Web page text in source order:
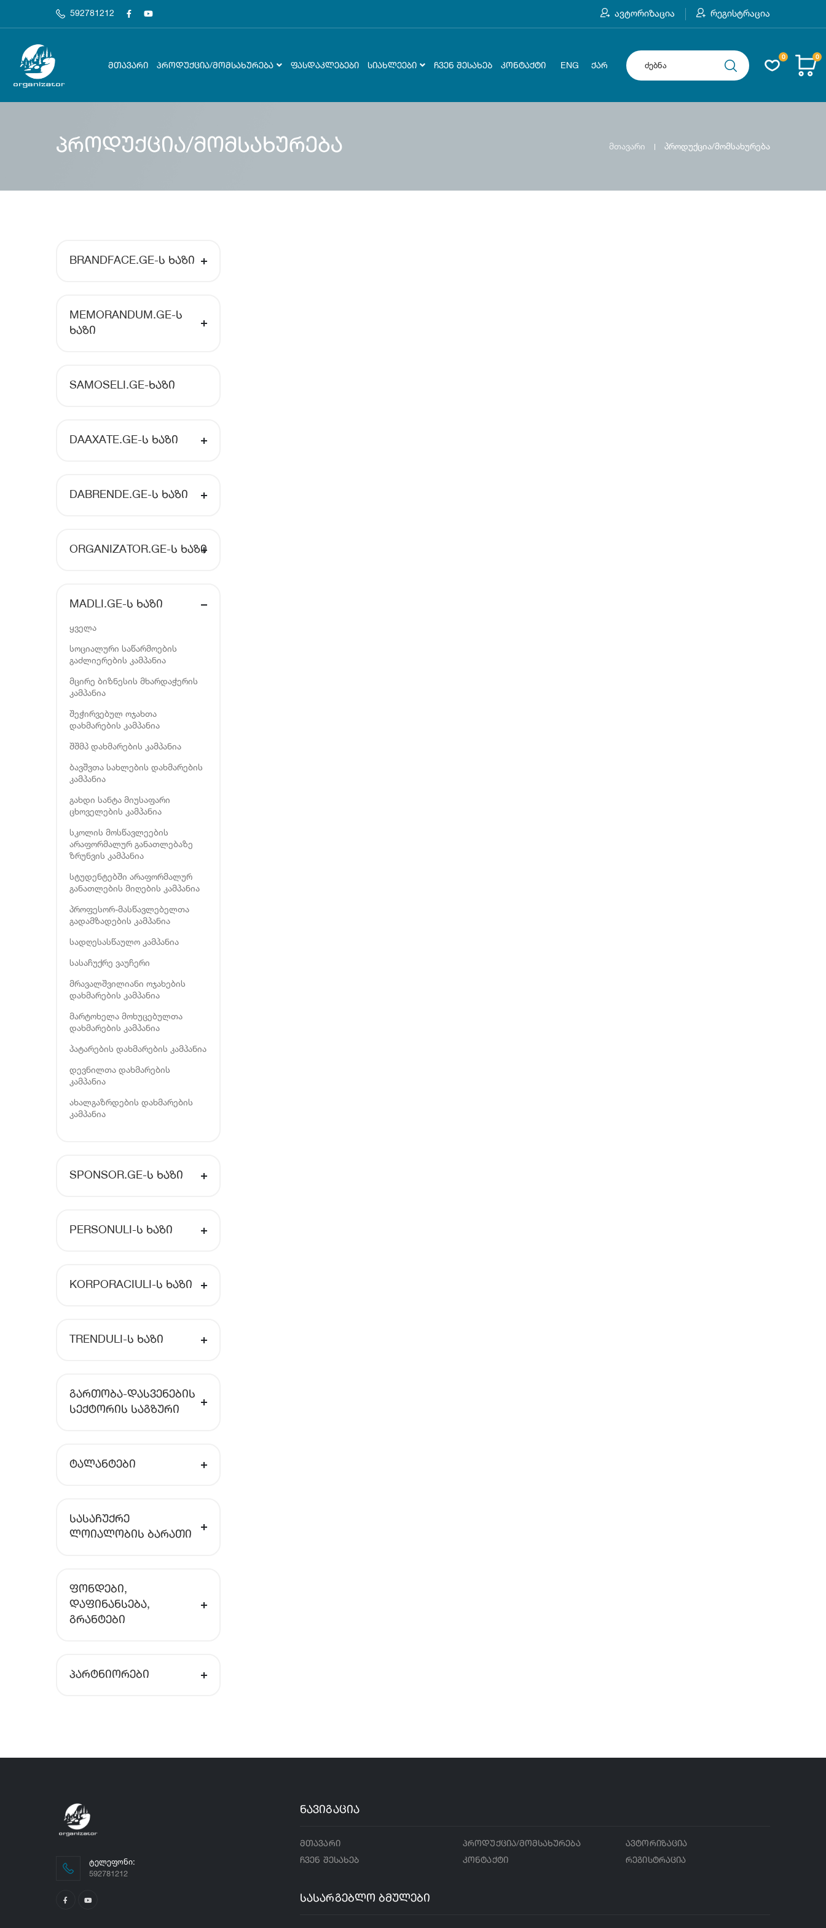
592781212 ავტორიზაცია რეგისტრაცია
ᲛᲗᲐᲕᲐᲠᲘ ᲞᲠᲝᲓᲣᲥᲪᲘᲐ/ᲛᲝᲛᲡᲐᲮᲣᲠᲔᲑᲐ ᲤᲐᲡᲓᲐᲙᲚᲔᲑᲔᲑᲘ ᲡᲘᲐᲮᲚᲔᲔᲑᲘ ᲩᲕᲔᲜ ᲨᲔᲡᲐᲮᲔᲑ ᲙᲝᲜᲢᲐᲥᲢᲘ ENG ᲥᲐᲠ
0 0
პროდუქცია/მომსახურება მთავარი პროდუქცია/მომსახურება
BRANDFACE.GE-Ს ᲮᲐᲖᲘ
MEMORANDUM.GE-Ს
ᲮᲐᲖᲘ
SAMOSELI.GE-ᲮᲐᲖᲘ
DAAXATE.GE-Ს ᲮᲐᲖᲘ
DABRENDE.GE-Ს ᲮᲐᲖᲘ
ORGANIZATOR.GE-Ს ᲮᲐᲖᲘ
MADLI.GE-Ს ᲮᲐᲖᲘ
ყველა
სოციალური საწარმოების
გაძლიერების კამპანია
მცირე ბიზნესის მხარდაჭერის
კამპანია
შეჭირვებულ ოჯახთა
დახმარების კამპანია
შშმპ დახმარების კამპანია
ბავშვთა სახლების დახმარების
კამპანია
გახდი სანტა მიუსაფარი
ცხოველების კამპანია
სკოლის მოსწავლეების
არაფორმალურ განათლებაზე
ზრუნვის კამპანია
სტუდენტებში არაფორმალურ
განათლების მიღების კამპანია
პროფესორ-მასწავლებელთა
გადამზადების კამპანია
სადღესასწაულო კამპანია
სასაჩუქრე ვაუჩერი
მრავალშვილიანი ოჯახების
დახმარების კამპანია
მარტოხელა მოხუცებულთა
დახმარების კამპანია
პატარების დახმარების კამპანია
დევნილთა დახმარების
კამპანია
ახალგაზრდების დახმარების
კამპანია
SPONSOR.GE-Ს ᲮᲐᲖᲘ
PERSONULI-Ს ᲮᲐᲖᲘ
KORPORACIULI-Ს ᲮᲐᲖᲘ
TRENDULI-Ს ᲮᲐᲖᲘ
ᲒᲐᲠᲗᲝᲑᲐ-ᲓᲐᲡᲕᲔᲜᲔᲑᲘᲡ
ᲡᲔᲥᲢᲝᲠᲘᲡ ᲡᲐᲒᲖᲣᲠᲘ
ᲢᲐᲚᲐᲜᲢᲔᲑᲘ
ᲡᲐᲡᲐᲩᲣᲥᲠᲔ
ᲚᲝᲘᲐᲚᲝᲑᲘᲡ ᲑᲐᲠᲐᲗᲘ
ᲤᲝᲜᲓᲔᲑᲘ,
ᲓᲐᲤᲘᲜᲐᲜᲡᲔᲑᲐ,
ᲒᲠᲐᲜᲢᲔᲑᲘ
ᲞᲐᲠᲢᲜᲘᲝᲠᲔᲑᲘ
ᲢᲔᲚᲔᲤᲝᲜᲘ:
592781212
ნავიგაცია
მთავარი
ჩვენ შესახებ
პროდუქცია/მომსახურება
კონტაქტი
ავტორიზაცია
რეგისტრაცია
სასარგებლო ბმულები